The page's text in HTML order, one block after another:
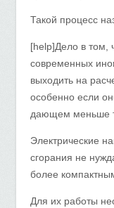
Такой процесс
[help]Дело в том,
современных
выходить на
особенно если
дающем меньше
Электрические
сгорания не
более
Для их работы